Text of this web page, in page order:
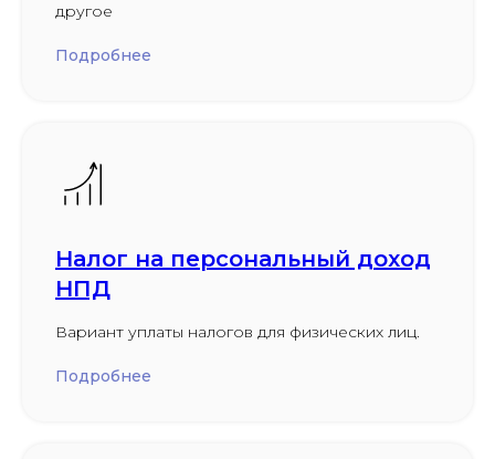
другое
Подробнее
Налог на персональный доход
НПД
Вариант уплаты налогов для физических лиц.
Подробнее